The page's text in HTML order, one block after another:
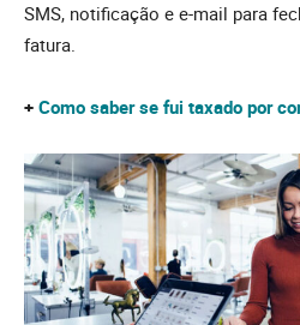
SMS, notificação e e-mail para
fatura.
+ Como saber se fui taxado por